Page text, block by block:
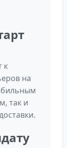
к
на
так и